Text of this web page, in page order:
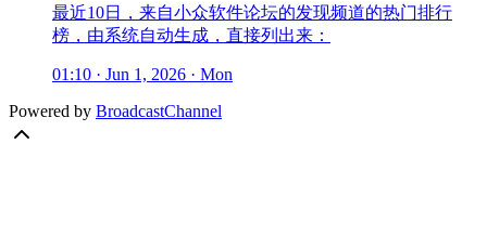
最近10日，来自小众软件论坛的发现频道的热门排行
榜，由系统自动生成，直接列出来：
01:10 · Jun 1, 2026 · Mon
Powered by BroadcastChannel